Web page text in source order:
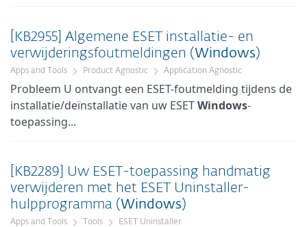
[KB2955] Algemene ESET installatie- en
verwijderingsfoutmeldingen ( Windows )
Apps and Tools Product Agnostic Application Agnostic
Probleem U ontvangt een ESET-foutmelding tijdens de
installatie/deïnstallatie van uw ESETWindows-
toepassing...
[KB2289] Uw ESET-toepassing handmatig
verwijderen met het ESET Uninstaller-
hulpprogramma ( Windows )
Apps and Tools Tools ESET Uninstaller